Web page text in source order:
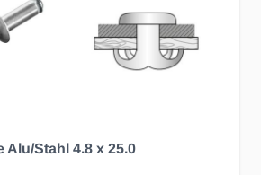
Alu/Stahl 4.8 x 25.0